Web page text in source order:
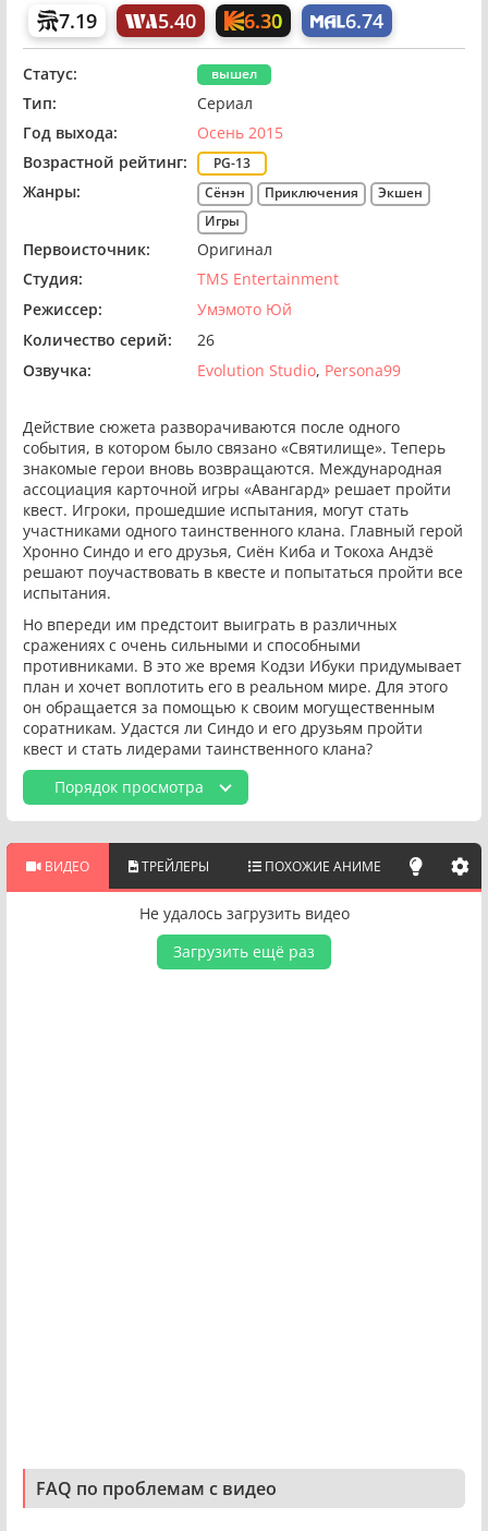
7.19 5.40 6.30 6.74
Статус: вышел
Тип:
Сериал
Год выхода:
Осень 2015
Возрастной рейтинг:
PG-13
Жанры: Сёнэн Приключения
Экшен
Игры
Первоисточник:
Оригинал
Студия:
TMS Entertainment
Режиссер:
Умэмото Юй
Количество серий:
26
Озвучка:
Evolution Studio Persona99
Действие сюжета разворачиваются после одного
события, в котором было связано «Святилище». Теперь
знакомые герои вновь возвращаются. Международная
ассоциация карточной игры «Авангард» решает пройти
квест. Игроки, прошедшие испытания, могут стать
участниками одного таинственного клана. Главный герой
Хронно Синдо и его друзья, Сиён Киба и Токоха Андзё
решают поучаствовать в квесте и попытаться пройти все
испытания.
Но впереди им предстоит выиграть в различных
сражениях с очень сильными и способными
противниками. В это же время Кодзи Ибуки придумывает
план и хочет воплотить его в реальном мире. Для этого
он обращается за помощью к своим могущественным
соратникам. Удастся ли Синдо и его друзьям пройти
квест и стать лидерами таинственного клана?
Порядок просмотра
ВИДЕО ТРЕЙЛЕРЫ ПОХОЖИЕ АНИМЕ
Не удалось загрузить видео
Загрузить ещё раз
FAQ по проблемам с видео